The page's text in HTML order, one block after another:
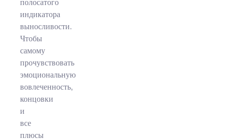
полосатого
индикатора
выносливости.
Чтобы
самому
прочувствовать
эмоциональную
вовлеченность,
концовки
и
все
плюсы